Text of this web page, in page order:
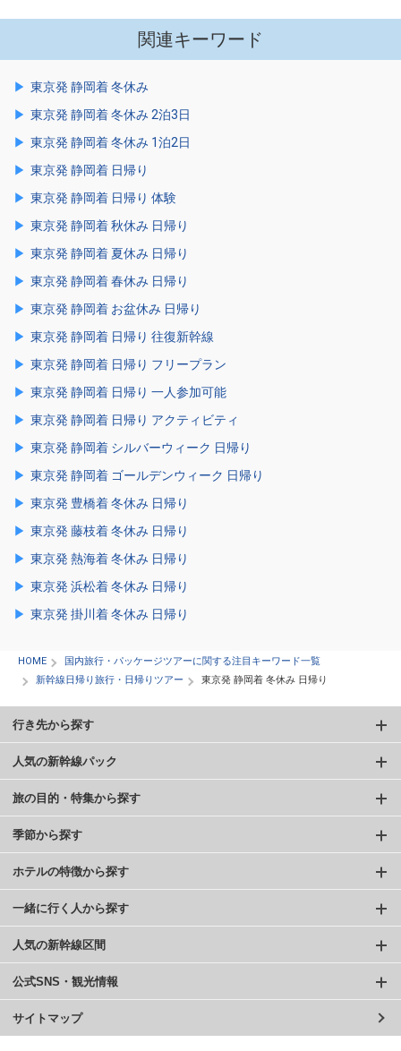
関連キーワード
東京発 静岡着 冬休み
東京発 静岡着 冬休み 2泊3日
東京発 静岡着 冬休み 1泊2日
東京発 静岡着 日帰り
東京発 静岡着 日帰り 体験
東京発 静岡着 秋休み 日帰り
東京発 静岡着 夏休み 日帰り
東京発 静岡着 春休み 日帰り
東京発 静岡着 お盆休み 日帰り
東京発 静岡着 日帰り 往復新幹線
東京発 静岡着 日帰り フリープラン
東京発 静岡着 日帰り 一人参加可能
東京発 静岡着 日帰り アクティビティ
東京発 静岡着 シルバーウィーク 日帰り
東京発 静岡着 ゴールデンウィーク 日帰り
東京発 豊橋着 冬休み 日帰り
東京発 藤枝着 冬休み 日帰り
東京発 熱海着 冬休み 日帰り
東京発 浜松着 冬休み 日帰り
東京発 掛川着 冬休み 日帰り
HOME
国内旅行・パッケージツアーに関する注目キーワード一覧
新幹線日帰り旅行・日帰りツアー
東京発 静岡着 冬休み 日帰り
行き先から探す
人気の新幹線パック
旅の目的・特集から探す
季節から探す
ホテルの特徴から探す
一緒に行く人から探す
人気の新幹線区間
公式SNS・観光情報
サイトマップ